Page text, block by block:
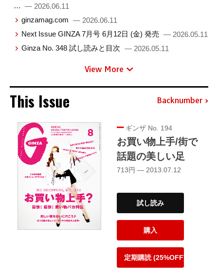
… — 2026.06.11
ginzamag.com — 2026.06.11
Next Issue GINZA 7月号 6月12日 (金) 発売 — 2026.05.11
Ginza No. 348 試し読みと目次 — 2026.05.11
View More
This Issue Backnumber
ギンザ No. 194
お買い物上手/街で
話題の美しい足
713円 — 2013.07.12
試し読み
購入
定期購読 (25%OFF)